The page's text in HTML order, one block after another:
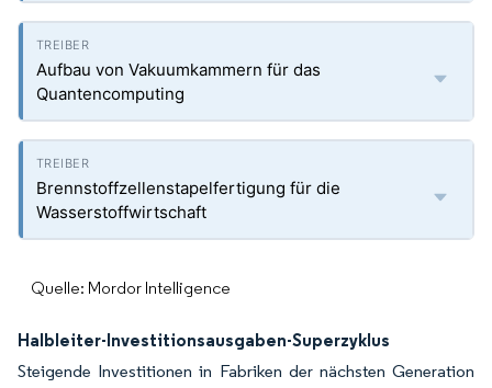
Aufbau von Vakuumkammern für das
Quantencomputing
Brennstoffzellenstapelfertigung für die
Wasserstoffwirtschaft
Quelle: Mordor Intelligence
Halbleiter-Investitionsausgaben-Superzyklus
Steigende Investitionen in Fabriken der nächsten Generation